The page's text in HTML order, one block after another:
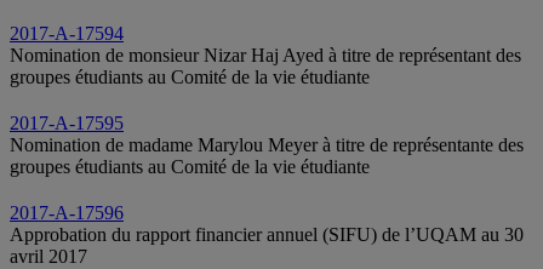
2017-A-17594
Nomination de monsieur Nizar Haj Ayed à titre de représentant des
groupes étudiants au Comité de la vie étudiante
2017-A-17595
Nomination de madame Marylou Meyer à titre de représentante des
groupes étudiants au Comité de la vie étudiante
2017-A-17596
Approbation du rapport financier annuel (SIFU) de l’UQAM au 30
avril 2017